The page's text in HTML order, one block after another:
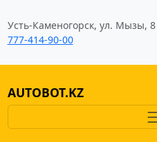
Усть-Каменогорск, ул. Мызы,
777-414-90-00
AUTOBOT.KZ